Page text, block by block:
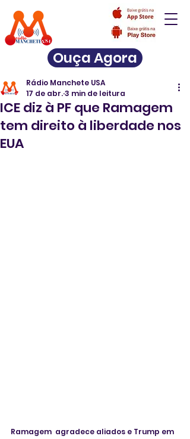
Ouça Agora
ICE diz à PF que Ramagem
tem direito à liberdade nos
EUA
Rádio Manchete USA
17 de abr.3 min de leitura
Ramagem  agradece aliados e Trump em